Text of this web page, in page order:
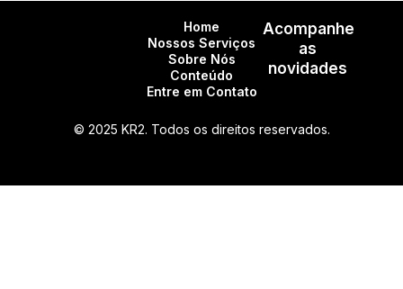
Home
Nossos Serviços
Sobre Nós
Conteúdo
Entre em Contato
Acompanhe
as
novidades
© 2025 KR2. Todos os direitos reservados.